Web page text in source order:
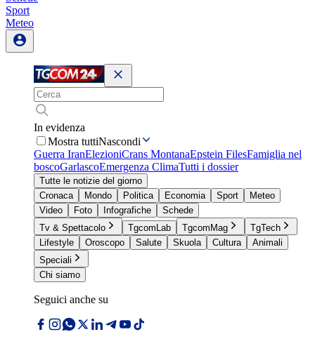
Sport
Meteo
In evidenza
Mostra tuttiNascondi
Guerra IranElezioniCrans MontanaEpstein FilesFamiglia nel
boscoGarlascoEmergenza ClimaTutti i dossier
Tutte le notizie del giorno
Cronaca
Mondo Politica Economia Sport
Meteo
Video
Foto Infografiche
Schede
Tv & Spettacolo
TgcomLab TgcomMag
TgTech
Lifestyle
Oroscopo Salute Skuola Cultura
Animali
Speciali
Chi siamo
Seguici anche su